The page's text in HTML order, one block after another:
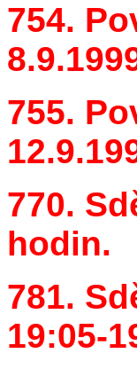
754.
755.
770.
hodin.
781.
19:05-